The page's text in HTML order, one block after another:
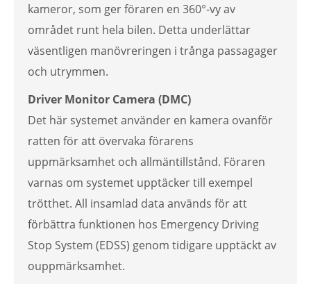
kameror, som ger föraren en 360°-vy av
området runt hela bilen. Detta underlättar
väsentligen manövreringen i trånga passagager
och utrymmen.
Driver Monitor Camera (DMC)
Det här systemet använder en kamera ovanför
ratten för att övervaka förarens
uppmärksamhet och allmäntillstånd. Föraren
varnas om systemet upptäcker till exempel
trötthet. All insamlad data används för att
förbättra funktionen hos Emergency Driving
Stop System (EDSS) genom tidigare upptäckt av
ouppmärksamhet.